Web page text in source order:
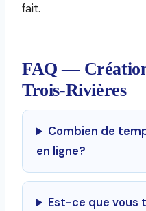
fait.
FAQ —
Trois-Rivières
Combien de
en ligne?
Est-ce que vous